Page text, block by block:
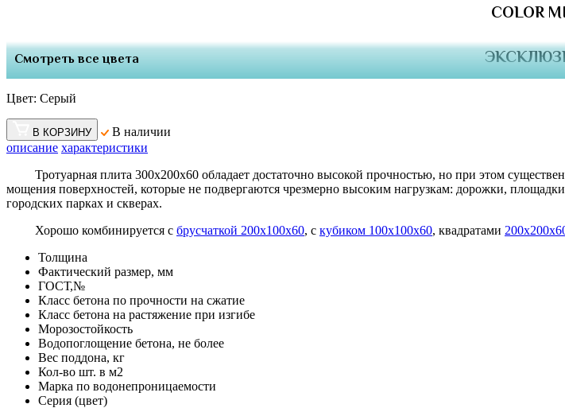
COLOR
Смотреть все цвета
Цвет: Серый
В КОРЗИНУ
В наличии
описание характеристики
Тротуарная плита 300х200х60 обладает достаточно высокой прочностью, но при этом
мощения поверхностей, которые не подвергаются чрезмерно высоким нагрузкам: дорожки,
городских парках и скверах.
Хорошо комбинируется с брусчаткой 200х100х60, с кубиком 100х100х60, квадратами
Толщина
Фактический размер, мм
ГОСТ,№
Класс бетона по прочности на сжатие
Класс бетона на растяжение при изгибе
Морозостойкость
Водопоглощение бетона, не более
Вес поддона, кг
Кол-во шт. в м2
Марка по водонепроницаемости
Серия (цвет)